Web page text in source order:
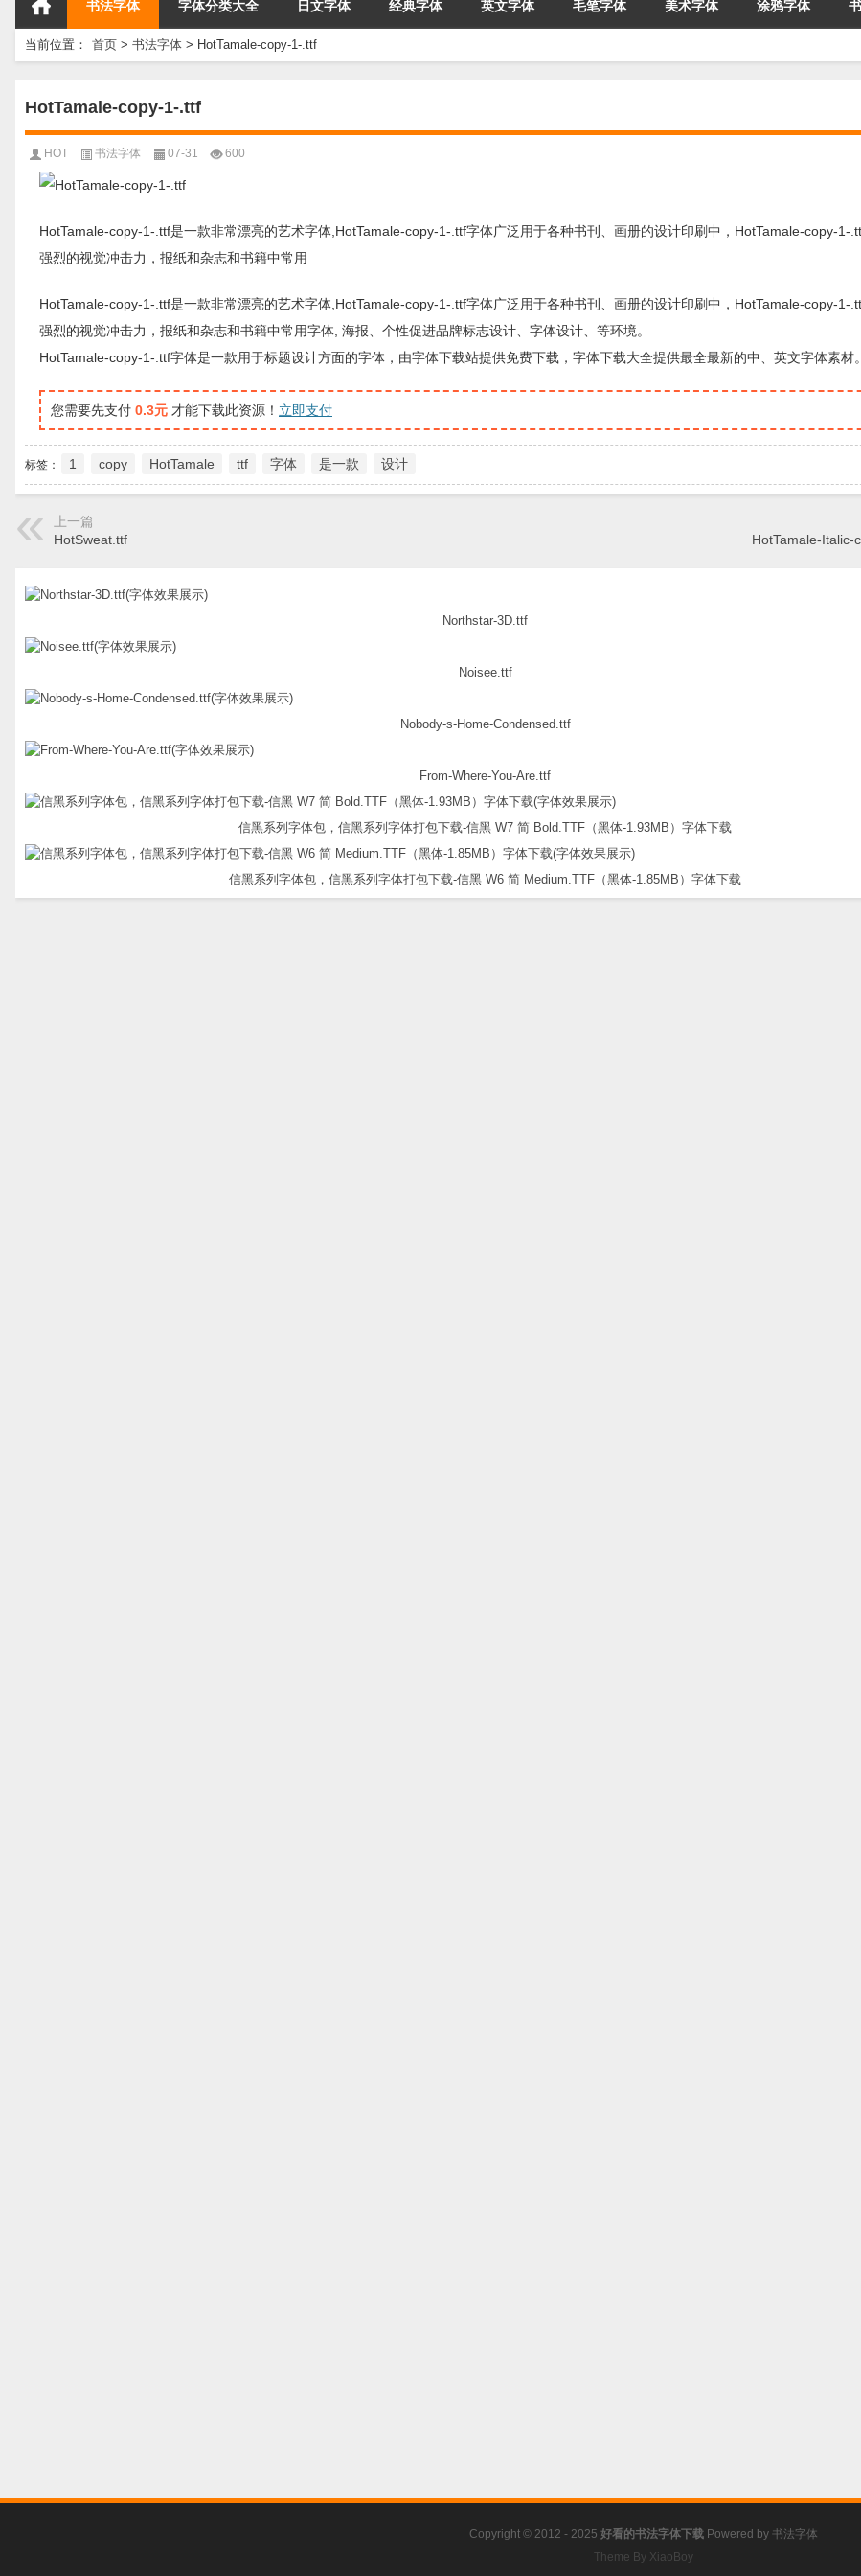
书法字体 字体分类大全 日文字体 经典字体 英文字体 毛笔字体 美术字体 涂鸦字体
当前位置： 首页 > 书法字体 > HotTamale-copy-1-.ttf
HotTamale-copy-1-.ttf
HOT 书法字体 07-31 600
HotTamale-copy-1-.ttf是一款非常漂亮的艺术字体,HotTamale-copy-1-.ttf字体广泛用于各种书刊、画册的设计印刷中，HotTamale-copy-1-
强烈的视觉冲击力，报纸和杂志和书籍中常用
HotTamale-copy-1-.ttf是一款非常漂亮的艺术字体,HotTamale-copy-1-.ttf字体广泛用于各种书刊、画册的设计印刷中，HotTamale-copy-1-
强烈的视觉冲击力，报纸和杂志和书籍中常用字体, 海报、个性促进品牌标志设计、字体设计、等环境。
HotTamale-copy-1-.ttf字体是一款用于标题设计方面的字体，由字体下载站提供免费下载，字体下载大全提供最全最新的中、英文字体素材。
您需要先支付 0.3元 才能下载此资源！ 立即支付
标签： 1 copy HotTamale ttf 字体 是一款 设计
上一篇
HotSweat.ttf
HotTamale-Italic-
Northstar-3D.ttf
Noisee.ttf
Nobody-s-Home-Condensed.ttf
From-Where-You-Are.ttf
信黑系列字体包，信黑系列字体打包下载-信黑 W7 简 Bold.TTF（黑体-1.93MB）字体下载
信黑系列字体包，信黑系列字体打包下载-信黑 W6 简 Medium.TTF（黑体-1.85MB）字体下载
Copyright © 2012 - 2025 好看的书法字体下载 Powered by 书法字体
Theme By XiaoBoy